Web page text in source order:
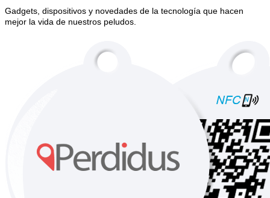
Gadgets, dispositivos y novedades de la tecnología que hacen
mejor la vida de nuestros peludos.